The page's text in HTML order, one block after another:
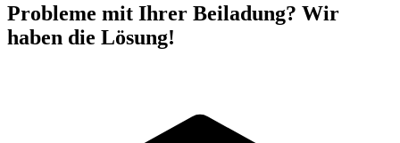
Probleme mit Ihrer Beiladung? Wir
haben die Lösung!